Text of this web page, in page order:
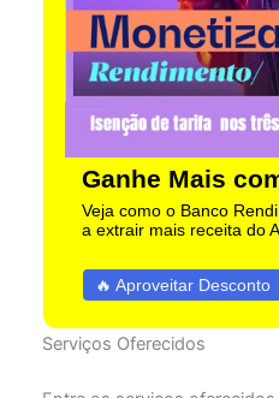
Ganhe Mais
Veja como o Banco
a extrair mais receita do
🔥 Aproveitar Desconto
Serviços Oferecidos